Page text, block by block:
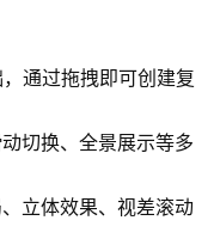
通过拖拽即可创建复
切换、全景展示等多
立体效果、视差滚动